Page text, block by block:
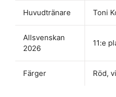
Huvudtränare Toni
Allsvenskan
2026
11:e
Färger Röd,